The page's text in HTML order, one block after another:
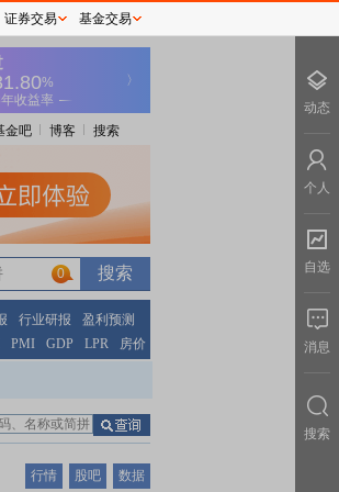
金吧 博客 搜索
0
行业研报
盈利预测
PMI GDP LPR 房价
行情 股吧 数据
证券交易 基金交易
动态
个人
自选
消息
搜索